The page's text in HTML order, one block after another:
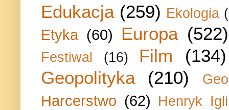
Edukacja (259) Ekologia
Etyka (60) Europa (522)
Festiwal (16) Film
(134)
Geopolityka
(210)
Harcerstwo (62) Henryk